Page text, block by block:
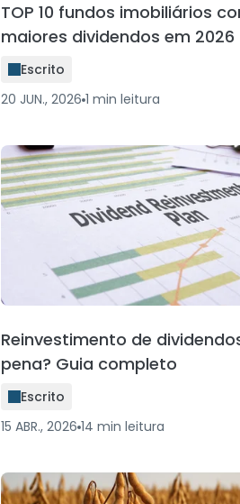
TOP 10 fundos imobiliários
maiores dividendos em 2026
Escrito
20 JUN., 2026 1 min leitura
Reinvestimento de
pena? Guia completo
Escrito
15 ABR., 2026 14 min leitura